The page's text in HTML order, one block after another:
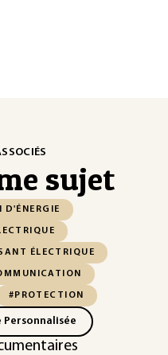
sujet
ÉLECTRIQUE
#PROTECTION
Personnalisée